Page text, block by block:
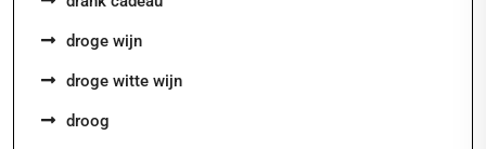
droge wijn
droge witte wijn
droog